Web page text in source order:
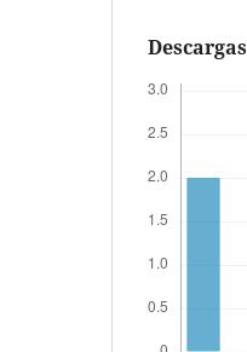
Descargas